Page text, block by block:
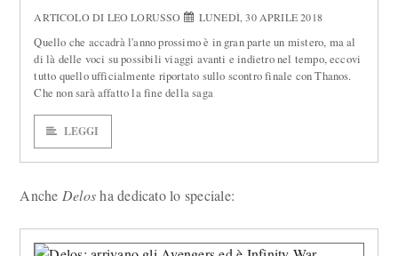
ARTICOLO DI LEO LORUSSO LUNEDÌ, 30 APRILE 2018
Quello che accadrà l'anno prossimo è in gran parte un mistero, ma al
di là delle voci su possibili viaggi avanti e indietro nel tempo, eccovi
tutto quello ufficialmente riportato sullo scontro finale con Thanos.
Che non sarà affatto la fine della saga
LEGGI
Anche Delosha dedicato lo speciale: